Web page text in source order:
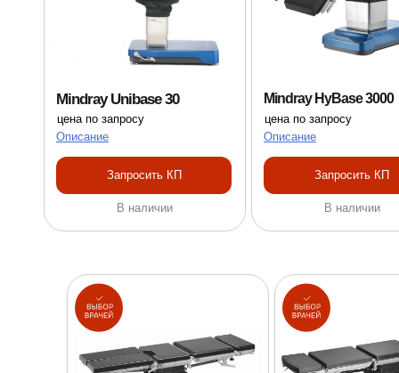
Mindray Unibase 30
цена по запросу
Описание
В наличии
Mindray HyBase 3000
цена по запросу
Описание
В наличии
Запросить КП Запросить КП